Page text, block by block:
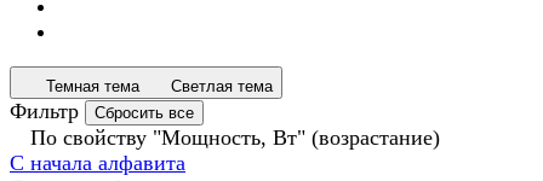
Темная тема Светлая тема
Фильтр Сбросить все
По свойству "Мощность, Вт" (возрастание)
С начала алфавита